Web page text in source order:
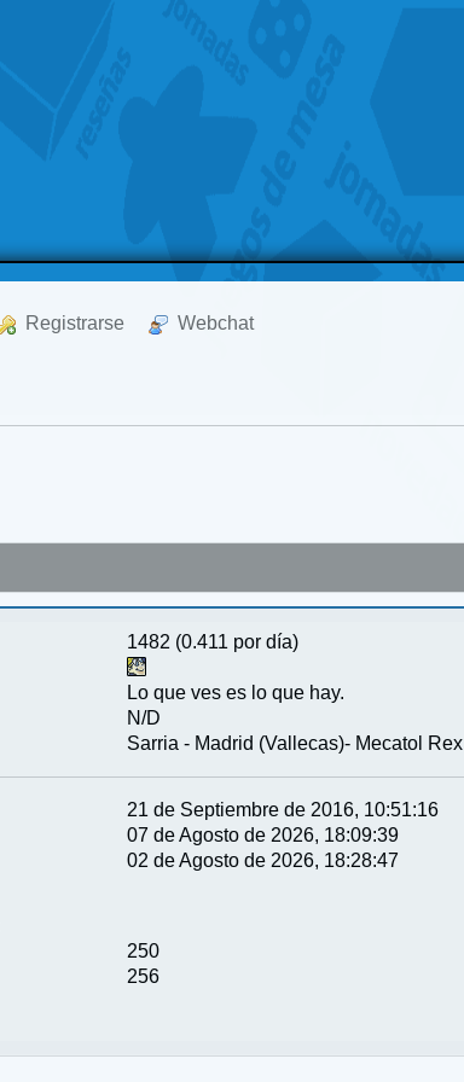
Registrarse Webchat
1482 (0.411 por día)
Lo que ves es lo que hay.
N/D
Sarria - Madrid (Vallecas)- Mecatol Rex
21 de Septiembre de 2016, 10:51:16
07 de Agosto de 2026, 18:09:39
02 de Agosto de 2026, 18:28:47
250
256